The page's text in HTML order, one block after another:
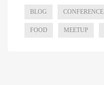
BLOG CONFERENCE
FOOD MEETUP